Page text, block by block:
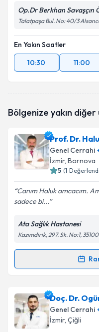
Op.Dr Berkhan Savaşçın
Talatpaşa Bul. No: 40/3
En Yakın Saatler
10:30
11:00
Bölgenize yakın
Prof. Dr.
Genel Cerrahi
İzmir, Bornova
5 (1
Canım Haluk amcacım.
sadece bi...
Ata Sağlık Hastanesi
Kazımdirik, 297. Sk. No:1,
Randevu
Prof. Dr. Haluk
talebi oluşturun. Size
için bir takvim
bilgilendireceğiz.
Doç. Dr.
Genel Cerrahi
İzmir, Çiğli